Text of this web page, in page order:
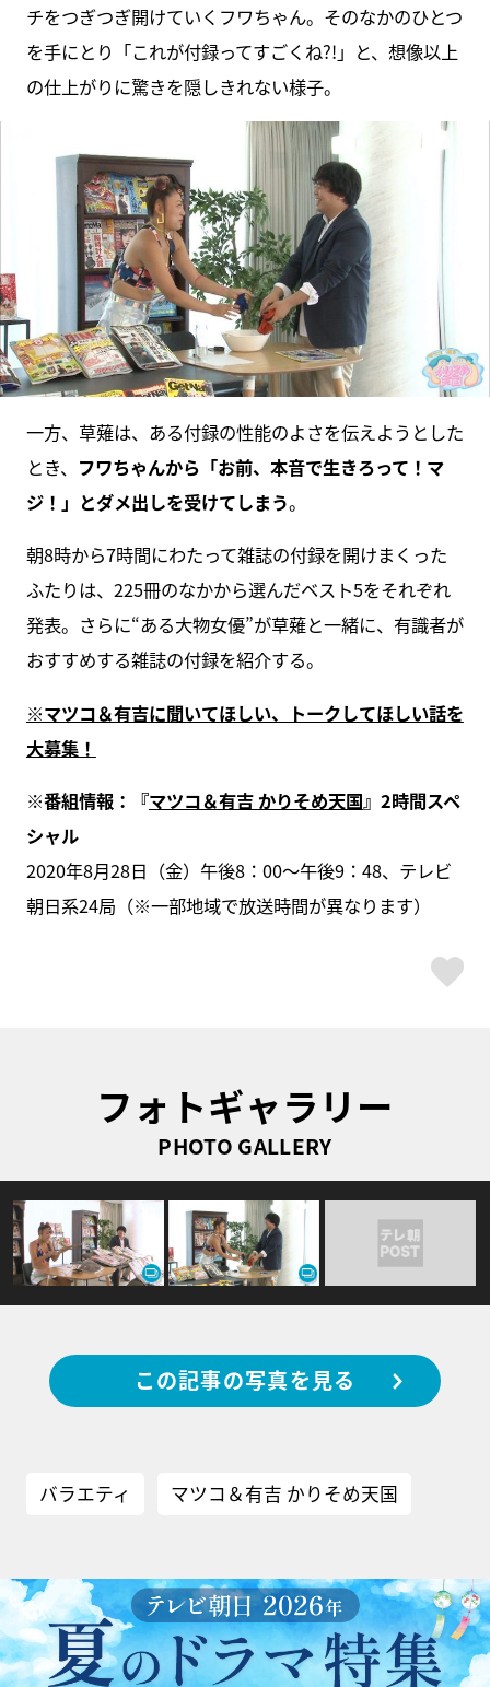
チをつぎつぎ開けていくフワちゃん。そのなかのひとつ
を手にとり「これが付録ってすごくね?!」と、想像以上
の仕上がりに驚きを隠しきれない様子。
一方、草薙は、ある付録の性能のよさを伝えようとした
とき、 フワちゃんから「お前、本音で生きろって！マ
ジ！」とダメ出しを受けてしまう。
朝8時から7時間にわたって雑誌の付録を開けまくった
ふたりは、225冊のなかから選んだベスト5をそれぞれ
発表。さらに“ある大物女優”が草薙と一緒に、有識者が
おすすめする雑誌の付録を紹介する。
※マツコ＆有吉に聞いてほしい、トークしてほしい話を
大募集！
※番組情報：『マツコ＆有吉 かりそめ天国』2時間スペ
シャル
2020年8月28日（金）午後8：00～午後9：48、テレビ
朝日系24局（※一部地域で放送時間が異なります）
フォトギャラリー
PHOTO GALLERY
この記事の写真を見る
バラエティ マツコ＆有吉 かりそめ天国